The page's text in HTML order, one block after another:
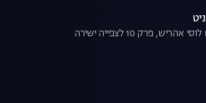
10 לצפייה ישירה